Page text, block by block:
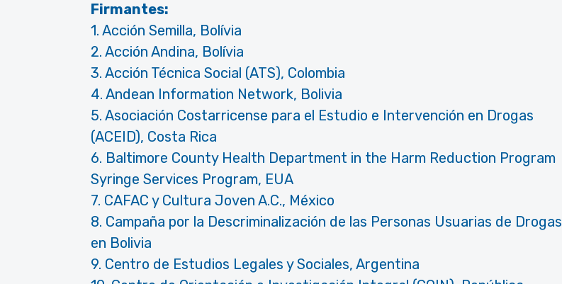
Firmantes:
1. Acción Semilla, Bolívia
2. Acción Andina, Bolívia
3. Acción Técnica Social (ATS), Colombia
4. Andean Information Network, Bolivia
5. Asociación Costarricense para el Estudio e Intervención en Drogas
(ACEID), Costa Rica
6. Baltimore County Health Department in the Harm Reduction Program
Syringe Services Program, EUA
7. CAFAC y Cultura Joven A.C., México
8. Campaña por la Descriminalización de las Personas Usuarias de Drogas
en Bolivia
9. Centro de Estudios Legales y Sociales, Argentina